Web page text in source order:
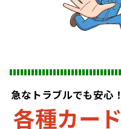
急なトラブルでも安心！
各種カード